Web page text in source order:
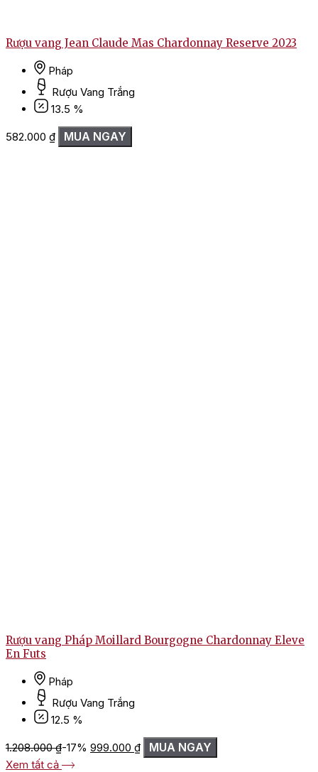
Rượu vang Jean Claude Mas Chardonnay Reserve 2023
Pháp
Rượu Vang Trắng
13.5 %
582.000 ₫ MUA NGAY
Rượu vang Pháp Moillard Bourgogne Chardonnay Eleve
En Futs
Pháp
Rượu Vang Trắng
12.5 %
1.208.000₫-17% Giá
gốc
999.000 ₫Giá
hiện
MUA NGAY
Xem tất cả